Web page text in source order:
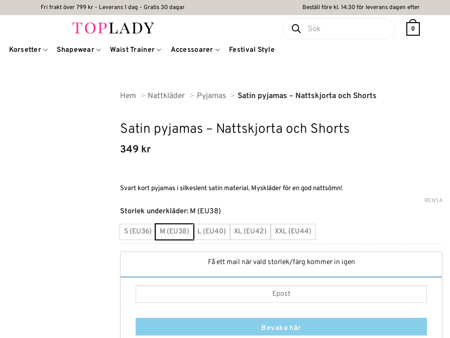
Fri frakt över 799 kr - Leverans 1 dag - Gratis 30 dagar Beställ före kl. 14:30 för leverans dagen efter
0
Korsetter Shapewear Waist Trainer Accessoarer Festival Style
Hem Nattkläder Pyjamas Satin pyjamas – Nattskjorta och Shorts
Satin pyjamas – Nattskjorta och Shorts
349 kr
Svart kort pyjamas i silkeslent satin material. Myskläder för en god nattsömn!
Storlek underkläder: M (EU38)
S (EU36) M (EU38) L (EU40) XL (EU42) XXL (EU44)
RENSA
Få ett mail när vald storlek/färg kommer in igen
Bevaka här
Alternative: